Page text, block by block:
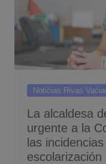
Noticias Rivas
La alcaldesa
urgente a la
las
escolarización